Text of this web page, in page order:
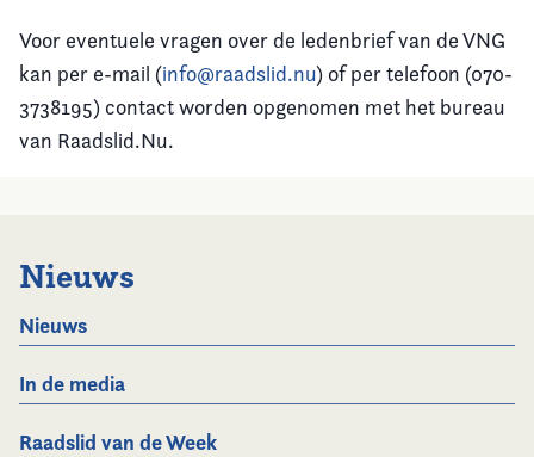
Voor eventuele vragen over de ledenbrief van de VNG
kan per e-mail (info@raadslid.nu) of per telefoon (070-
3738195) contact worden opgenomen met het bureau
van Raadslid.Nu.
Nieuws
Nieuws
In de media
Raadslid van de Week